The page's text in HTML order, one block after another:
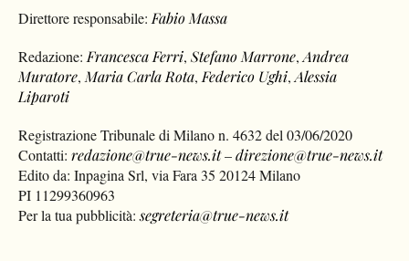
Direttore responsabile: Fabio Massa
Redazione: Francesca Ferri,Stefano Marrone,Andrea
Muratore, Maria Carla Rota, Federico Ughi,Alessia
Liparoti
Registrazione Tribunale di Milano n. 4632 del 03/06/2020
Contatti:redazione@true-news.it–direzione@true-news.it
Edito da: Inpagina Srl, via Fara 35 20124 Milano
PI 11299360963
Per la tua pubblicità:segreteria@true-news.it